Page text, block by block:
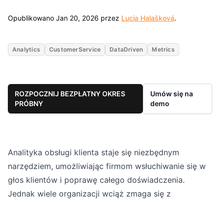
Opublikowano Jan 20, 2026 przez Lucia Halašková.
Analytics CustomerService DataDriven Metrics
ROZPOCZNIJ BEZPŁATNY OKRES
PRÓBNY
Umów się na
demo
Analityka obsługi klienta staje się niezbędnym
narzędziem, umożliwiając firmom wsłuchiwanie się w
głos klientów i poprawę całego doświadczenia.
Jednak wiele organizacji wciąż zmaga się z